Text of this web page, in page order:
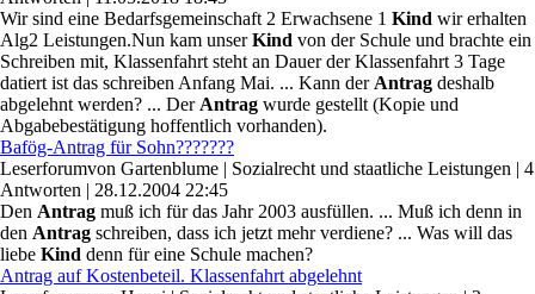
Wir sind eine Bedarfsgemeinschaft 2 Erwachsene 1 Kind wir erhalten
Alg2 Leistungen.Nun kam unserKind von der Schule und brachte ein
Schreiben mit, Klassenfahrt steht an Dauer der Klassenfahrt 3 Tage
datiert ist das schreiben Anfang Mai. ... Kann der Antrag deshalb
abgelehnt werden? ... Der Antrag wurde gestellt (Kopie und
Abgabebestätigung hoffentlich vorhanden).
Bafög-Antrag für Sohn???????
Leserforumvon Gartenblume | Sozialrecht und staatliche Leistungen | 4
Antworten | 28.12.2004 22:45
Den Antrag muß ich für das Jahr 2003 ausfüllen. ... Muß ich denn in
den Antrag schreiben, dass ich jetzt mehr verdiene? ... Was will das
liebe Kind denn für eine Schule machen?
Antrag auf Kostenbeteil. Klassenfahrt abgelehnt